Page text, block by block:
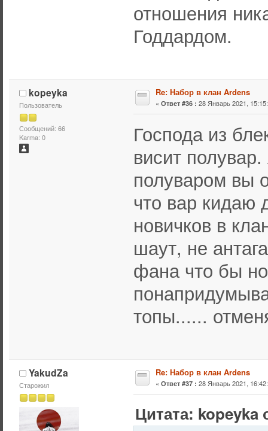
отношения
Годдардом.
kopeyka
Пользователь
Сообщений: 66
Karma: 0
Re: Набор в клан Ardens
« Ответ #36 : 28 Январь 2021,
Господа из
висит
полуваром вы
что вар кидаю
новичков в
шаут, не
фана что бы
топы......
YakudZa
Старожил
Re: Набор в клан Ardens
« Ответ #37 : 28 Январь 2021,
Цитата: kopeyka